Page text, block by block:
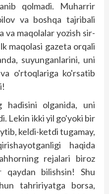
qolmadi. Muharrir
va boshqa tajribali
va maqolalar yozish sir-
maqolasi gazeta orqali
suyunganlarini, uni
o'rtoqlariga ko'rsatib
hadisini olganida, uni
Lekin ikki yil go'yoki bir
keldi-ketdi tugamay,
haqida
rejalari biroz
qaydan bilishsin! Shu
tahririyatga borsa,